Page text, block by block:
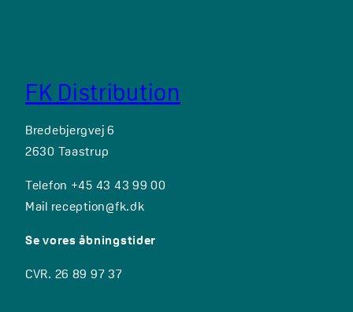
FK Distribution
Bredebjergvej 6
2630 Taastrup
Telefon +45 43 43 99 00
Mail reception@fk.dk
Se vores åbningstider
CVR. 26 89 97 37